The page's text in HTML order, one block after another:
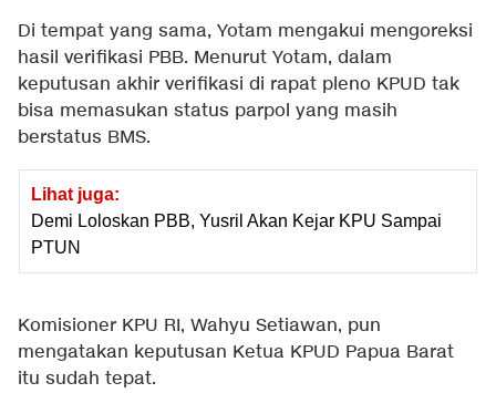
Di tempat yang sama, Yotam mengakui mengoreksi
hasil verifikasi PBB. Menurut Yotam, dalam
keputusan akhir verifikasi di rapat pleno KPUD tak
bisa memasukan status parpol yang masih
berstatus BMS.
Lihat juga:
Demi Loloskan PBB, Yusril Akan Kejar KPU Sampai
PTUN
Komisioner KPU RI, Wahyu Setiawan, pun
mengatakan keputusan Ketua KPUD Papua Barat
itu sudah tepat.